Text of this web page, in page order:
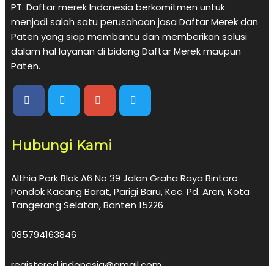
PT. Daftar merek Indonesia berkomitmen untuk
menjadi salah satu perusahaan jasa Daftar Merek dan
Paten yang siap membantu dan memberikan solusi
dalam hal layanan di bidang Daftar Merek maupun
Paten.
Hubungi Kami
Althia Park Blok A6 No 39 Jalan Graha Raya Bintaro
Pondok Kacang Barat, Parigi Baru, Kec. Pd. Aren, Kota
Tangerang Selatan, Banten 15226
085794163846